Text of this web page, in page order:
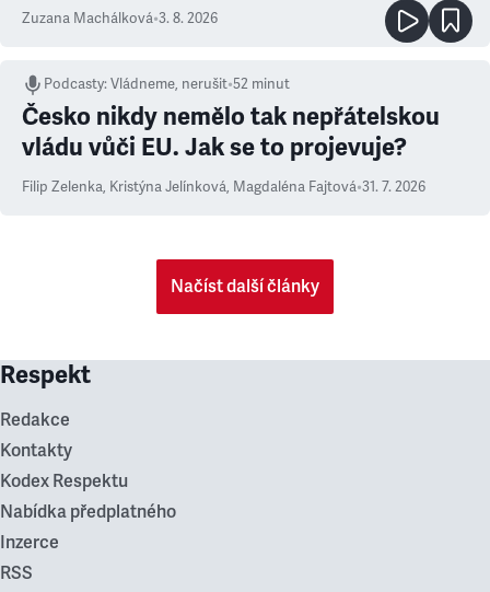
Zuzana Machálková•3. 8. 2026
Podcasty:Vládneme, nerušit•52 minut
Česko nikdy nemělo tak nepřátelskou
vládu vůči EU. Jak se to projevuje?
Filip Zelenka, Kristýna Jelínková, Magdaléna Fajtová•31. 7. 2026
Načíst další články
Respekt
Redakce
Kontakty
Kodex Respektu
Nabídka předplatného
Inzerce
RSS